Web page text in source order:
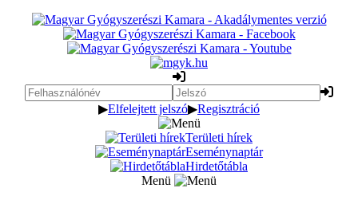
▶Elfelejtett jelszó▶Regisztráció
Területi hírek
Eseménynaptár
Hirdetőtábla
Menü